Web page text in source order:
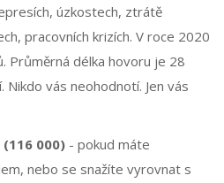
úzkostech, ztrátě
pracovních krizích. V roce 2020
Průměrná délka hovoru je 28
Nikdo vás neohodnotí. Jen vás
000) - pokud máte
nebo se snažíte vyrovnat s